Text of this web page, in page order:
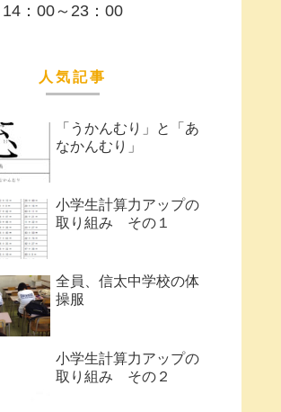
：00～23：00
人気記事
「うかんむり」と「あ
なかんむり」
小学生計算力アップの
取り組み その１
全員、信太中学校の体
操服
小学生計算力アップの
取り組み その２